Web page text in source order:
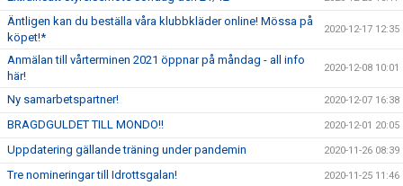
Äntligen kan du beställa våra klubbkläder online! Mössa på
köpet!*
2020-12-17 12:35
Anmälan till vårterminen 2021 öppnar på måndag - all info
här!
2020-12-08 10:01
Ny samarbetspartner! 2020-12-07 16:38
BRAGDGULDET TILL MONDO!! 2020-12-01 20:05
Uppdatering gällande träning under pandemin 2020-11-26 08:39
Tre nomineringar till Idrottsgalan! 2020-11-25 11:46